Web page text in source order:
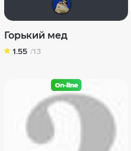
Горький мед
1.55 /13